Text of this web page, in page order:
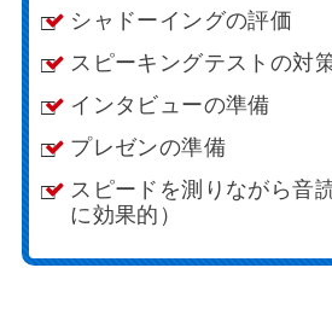
シャドーイングの評価
スピーキングテストの対
インタビューの準備
プレゼンの準備
スピードを測りながら音
に効果的）